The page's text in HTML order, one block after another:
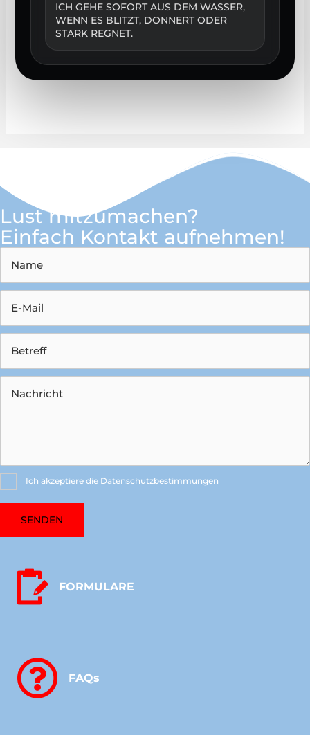
ICH GEHE SOFORT AUS DEM WASSER,
WENN ES BLITZT, DONNERT ODER
STARK REGNET.
Lust mitzumachen?
Einfach Kontakt aufnehmen!
Ich akzeptiere die Datenschutzbestimmungen
SENDEN
FORMULARE
FAQs